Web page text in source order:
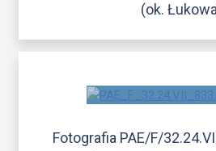
(ok.
Fotografia PAE/F/